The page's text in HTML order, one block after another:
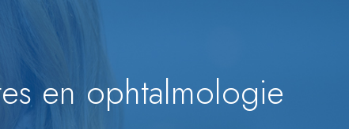
en ophtalmologie